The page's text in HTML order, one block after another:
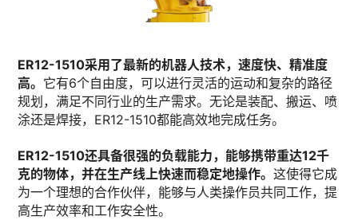
ER12-1510采用了最新的机器人技术，速度快、精准度
高。 它有6个自由度，可以进行灵活的运动和复杂的路径
规划，满足不同行业的生产需求。无论是装配、搬运、喷
涂还是焊接，ER12-1510都能高效地完成任务。
ER12-1510还具备很强的负载能力，能够携带重达12千
克的物体，并在生产线上快速而稳定地操作。这使得它成
为一个理想的合作伙伴，能够与人类操作员共同工作，提
高生产效率和工作安全性。